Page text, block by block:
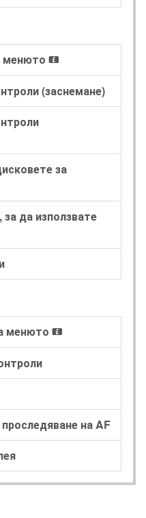
менюто i
(заснемане)
за
да използвате
менюто i
на AF